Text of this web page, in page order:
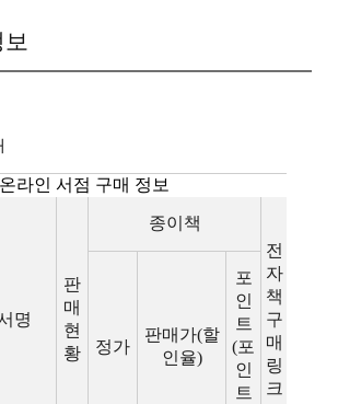
보
온라인 서점 구매 정보
명
판
매
현
황
종이책
전
자
책
구
매
링
크
정가
판매가(할
인율)
포
인
트
(포
인
트